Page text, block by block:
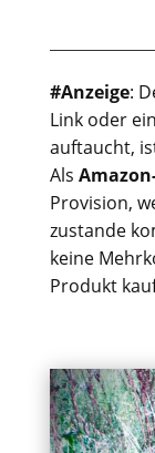
#Anzeige:
Link oder
auftaucht,
Als
Provision,
zustande
keine
Produkt